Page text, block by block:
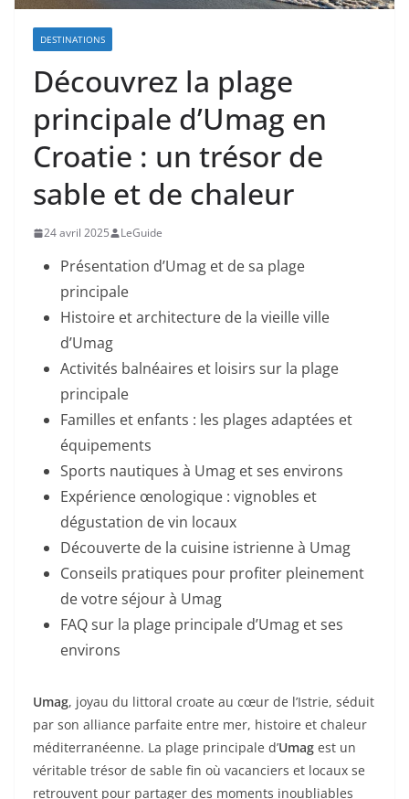
DESTINATIONS
Découvrez la plage
principale d’Umag en
Croatie : un trésor de
sable et de chaleur
24 avril 2025 LeGuide
Présentation d’Umag et de sa plage
principale
Histoire et architecture de la vieille ville
d’Umag
Activités balnéaires et loisirs sur la plage
principale
Familles et enfants : les plages adaptées et
équipements
Sports nautiques à Umag et ses environs
Expérience œnologique : vignobles et
dégustation de vin locaux
Découverte de la cuisine istrienne à Umag
Conseils pratiques pour profiter pleinement
de votre séjour à Umag
FAQ sur la plage principale d’Umag et ses
environs
Umag, joyau du littoral croate au cœur de l’Istrie, séduit
par son alliance parfaite entre mer, histoire et chaleur
méditerranéenne. La plage principale d’Umag est un
véritable trésor de sable fin où vacanciers et locaux se
retrouvent pour partager des moments inoubliables